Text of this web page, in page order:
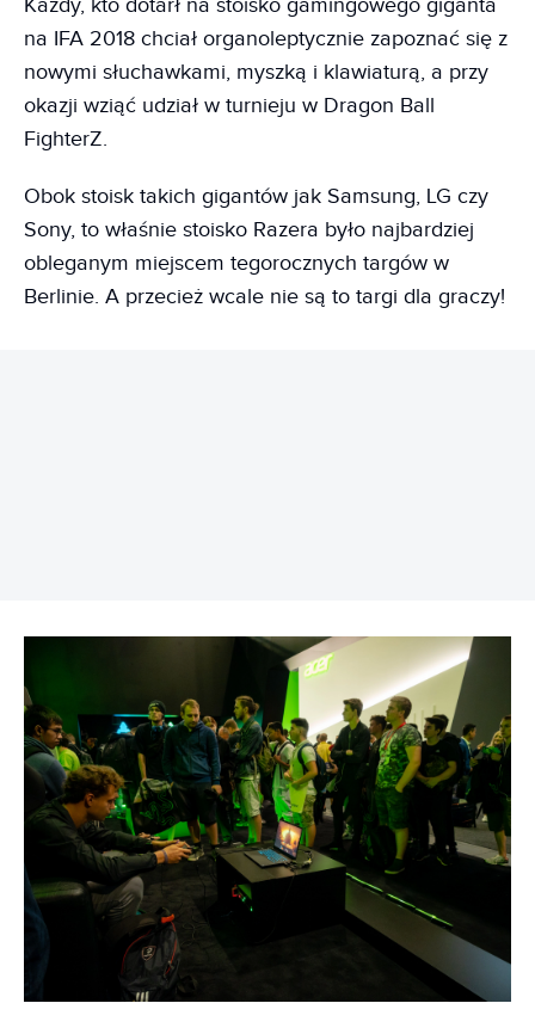
Każdy, kto dotarł na stoisko gamingowego giganta
na IFA 2018 chciał organoleptycznie zapoznać się z
nowymi słuchawkami, myszką i klawiaturą, a przy
okazji wziąć udział w turnieju w Dragon Ball
FighterZ.
Obok stoisk takich gigantów jak Samsung, LG czy
Sony, to właśnie stoisko Razera było najbardziej
obleganym miejscem tegorocznych targów w
Berlinie. A przecież wcale nie są to targi dla graczy!